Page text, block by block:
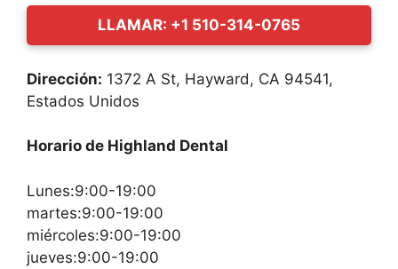
LLAMAR: +1 510-314-0765
Dirección: 1372 A St, Hayward, CA 94541,
Estados Unidos
Horario de Highland Dental
Lunes:9:00-19:00
martes:9:00-19:00
miércoles:9:00-19:00
jueves:9:00-19:00